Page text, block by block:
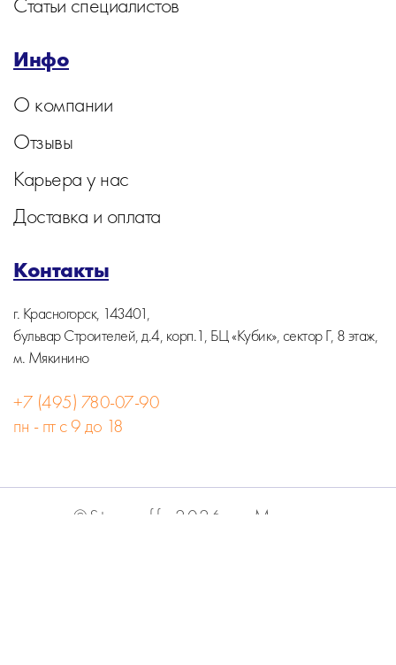
Инфо
О компании
Отзывы
Карьера у нас
Доставка и оплата
Контакты
г. Красногорск, 143401,
бульвар Строителей, д.4, корп.1, БЦ «Кубик», сектор Г, 8 этаж,
м. Мякинино
+7 (495) 780-07-90
пн - пт с 9 до 18
©Stormoff, 2026, г. Москва